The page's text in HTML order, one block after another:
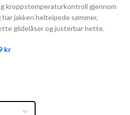
kroppstemperaturkontroll gjennom
jakken helteipede sømmer,
glidelåser og justerbar hette.
kr